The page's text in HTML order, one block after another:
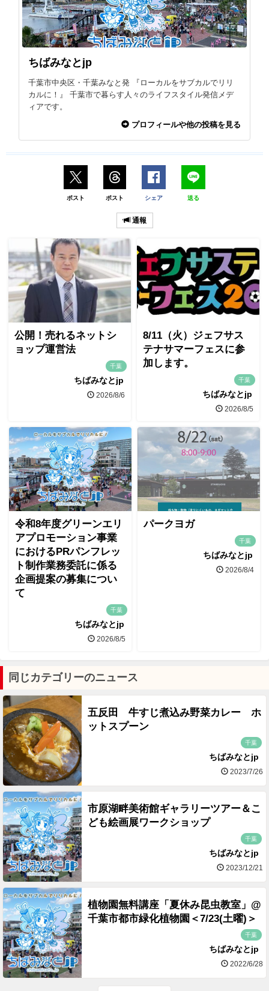
ちばみなとjp
千葉市中央区・千葉みなと発 『ローカルをサブカルでリリ
カルに！』 千葉市で暮らす人々のライフスタイル発信メデ
ィアです。
プロフィールや他の投稿を見る
ポスト ポスト シェア 送る
通報
公開！売れるネットシ
ョップ運営法
千葉
ちばみなとjp
2026/8/6
8/11（火）ジェフサス
テナサマーフェスに参
加します。
千葉
ちばみなとjp
2026/8/5
令和8年度グリーンエリ
アプロモーション事業
におけるPRパンフレッ
ト制作業務委託に係る
企画提案の募集につい
て
千葉
ちばみなとjp
2026/8/5
パークヨガ
千葉
ちばみなとjp
2026/8/4
同じカテゴリーのニュース
五反田 牛すじ煮込み野菜カレー ホ
ットスプーン
千葉
ちばみなとjp
2023/7/26
市原湖畔美術館ギャラリーツアー＆こ
ども絵画展ワークショップ
千葉
ちばみなとjp
2023/12/21
植物園無料講座「夏休み昆虫教室」@
千葉市都市緑化植物園＜7/23(土曜)＞
千葉
ちばみなとjp
2022/6/28